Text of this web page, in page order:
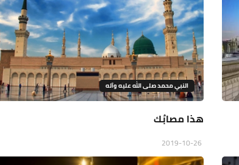
النبي محمد صلى الله عليه وآله
هذا مصابُك